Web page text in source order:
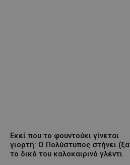
Εκεί που το φουντούκι γίνεται
γιορτή: Ο Πολύστυπος στήνει
το δικό του καλοκαιρινό γλέντι